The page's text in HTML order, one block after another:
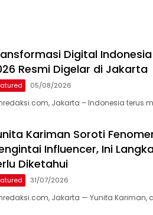
Digital
Resmi Digelar di Jakarta
05/08/2026
Jakarta – Indonesia terus
Kariman Soroti
Influencer, Ini
Diketahui
31/07/2026
Jakarta — Yunita Kariman,